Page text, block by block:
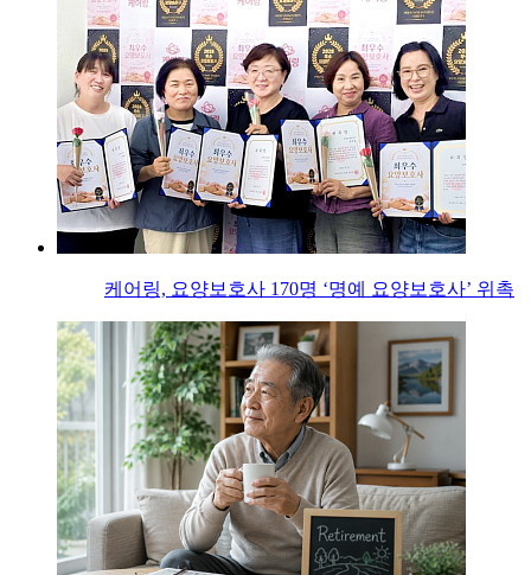
케어링, 요양보호사 170명 ‘명예 요양보호사’ 위촉